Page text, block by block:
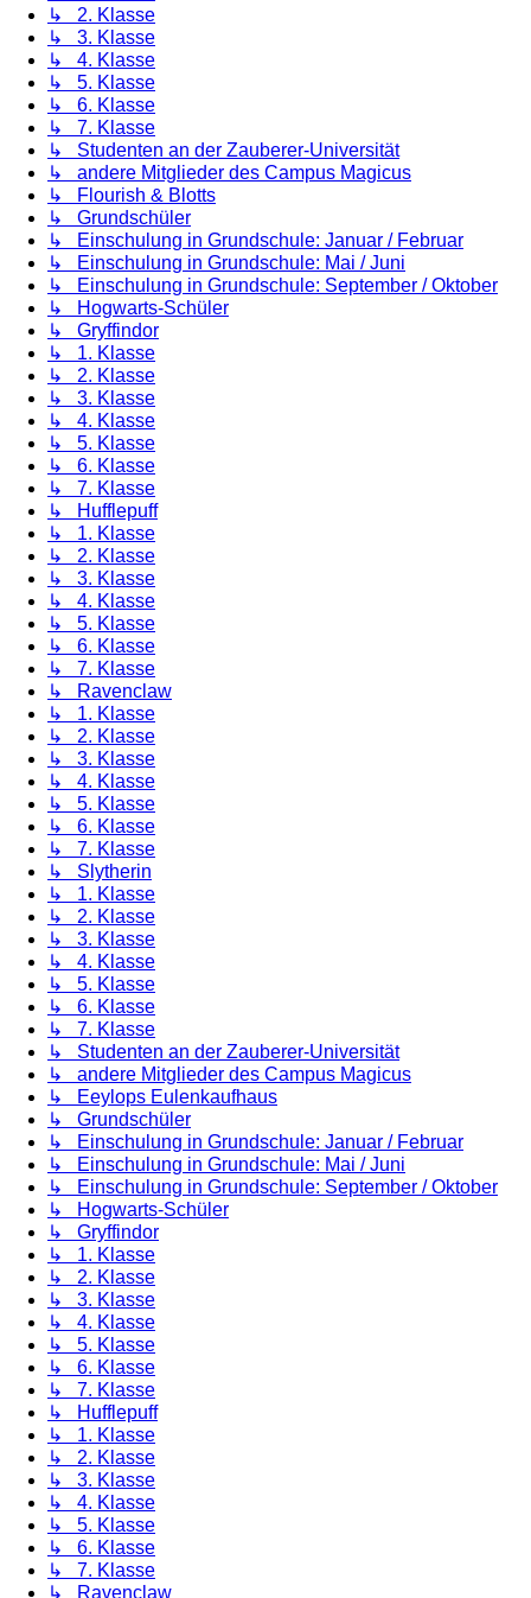
↳ 2. Klasse
↳ 3. Klasse
↳ 4. Klasse
↳ 5. Klasse
↳ 6. Klasse
↳ 7. Klasse
↳ Studenten an der Zauberer-Universität
↳ andere Mitglieder des Campus Magicus
↳ Flourish & Blotts
↳ Grundschüler
↳ Einschulung in Grundschule: Januar / Februar
↳ Einschulung in Grundschule: Mai / Juni
↳ Einschulung in Grundschule: September / Oktober
↳ Hogwarts-Schüler
↳ Gryffindor
↳ 1. Klasse
↳ 2. Klasse
↳ 3. Klasse
↳ 4. Klasse
↳ 5. Klasse
↳ 6. Klasse
↳ 7. Klasse
↳ Hufflepuff
↳ 1. Klasse
↳ 2. Klasse
↳ 3. Klasse
↳ 4. Klasse
↳ 5. Klasse
↳ 6. Klasse
↳ 7. Klasse
↳ Ravenclaw
↳ 1. Klasse
↳ 2. Klasse
↳ 3. Klasse
↳ 4. Klasse
↳ 5. Klasse
↳ 6. Klasse
↳ 7. Klasse
↳ Slytherin
↳ 1. Klasse
↳ 2. Klasse
↳ 3. Klasse
↳ 4. Klasse
↳ 5. Klasse
↳ 6. Klasse
↳ 7. Klasse
↳ Studenten an der Zauberer-Universität
↳ andere Mitglieder des Campus Magicus
↳ Eeylops Eulenkaufhaus
↳ Grundschüler
↳ Einschulung in Grundschule: Januar / Februar
↳ Einschulung in Grundschule: Mai / Juni
↳ Einschulung in Grundschule: September / Oktober
↳ Hogwarts-Schüler
↳ Gryffindor
↳ 1. Klasse
↳ 2. Klasse
↳ 3. Klasse
↳ 4. Klasse
↳ 5. Klasse
↳ 6. Klasse
↳ 7. Klasse
↳ Hufflepuff
↳ 1. Klasse
↳ 2. Klasse
↳ 3. Klasse
↳ 4. Klasse
↳ 5. Klasse
↳ 6. Klasse
↳ 7. Klasse
↳ Ravenclaw